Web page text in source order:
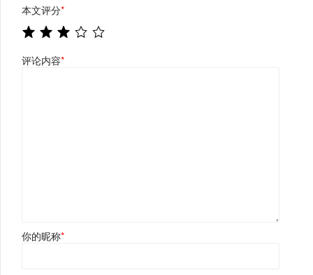
本文评分*
评论内容*
你的昵称*